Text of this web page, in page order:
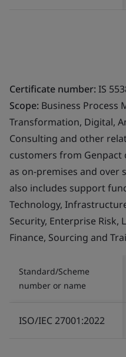
Certificate number:IS
Scope: Business Process
Transformation, Digital,
Consulting and other
customers from
as on-premises and over
also includes support
Technology,
Security, Enterprise Risk,
Finance, Sourcing and
Standard/Scheme
number or name
ISO/IEC 27001:2022